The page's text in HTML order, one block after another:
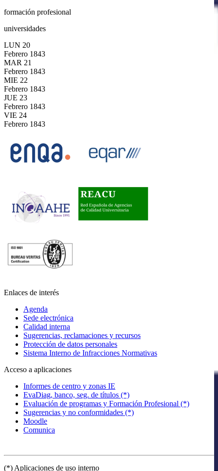
formación profesional
universidades
LUN 20
Febrero 1843
MAR 21
Febrero 1843
MIE 22
Febrero 1843
JUE 23
Febrero 1843
VIE 24
Febrero 1843
Enlaces de interés
Agenda
Sede electrónica
Calidad interna
Sugerencias, reclamaciones y recursos
Protección de datos personales
Sistema Interno de Infracciones Normativas
Acceso a aplicaciones
Informes de centro y zonas IE
EvaDiag, banco, seg. de títulos (*)
Evaluación de programas y Formación Profesional (*)
Sugerencias y no conformidades (*)
Moodle
Comunica
(*) Aplicaciones de uso interno